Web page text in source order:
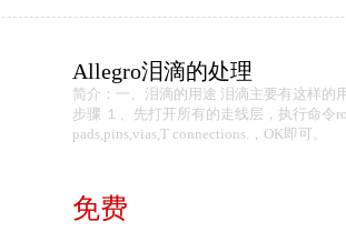
Allegro泪滴的处理
简介：一、泪滴的用途 泪滴主要有这样的
步骤 １、先打开所有的走线层，执行命令
pads,pins,vias,T connections.，OK即可。
免费